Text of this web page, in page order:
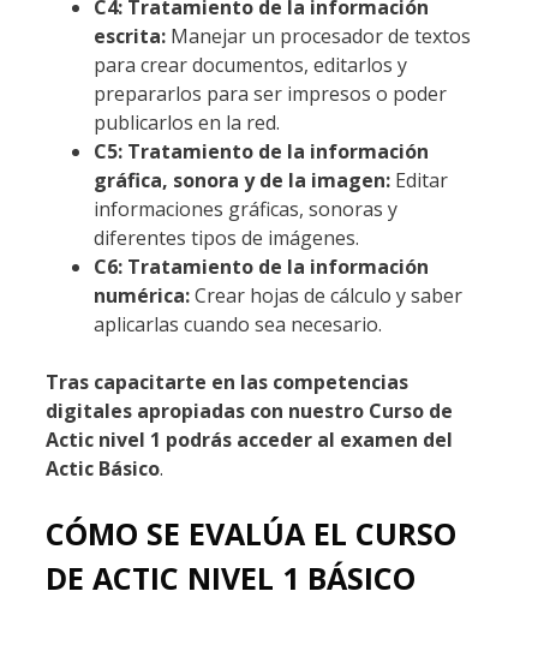
C4: Tratamiento de la información
escrita: Manejar un procesador de textos
para crear documentos, editarlos y
prepararlos para ser impresos o poder
publicarlos en la red.
C5: Tratamiento de la información
gráfica, sonora y de la imagen: Editar
informaciones gráficas, sonoras y
diferentes tipos de imágenes.
C6: Tratamiento de la información
numérica:Crear hojas de cálculo y saber
aplicarlas cuando sea necesario.
Tras capacitarte en las competencias
digitales apropiadas con nuestro Curso de
Actic nivel 1 podrás acceder al examen del
Actic Básico.
CÓMO SE EVALÚA EL CURSO
DE ACTIC NIVEL 1 BÁSICO